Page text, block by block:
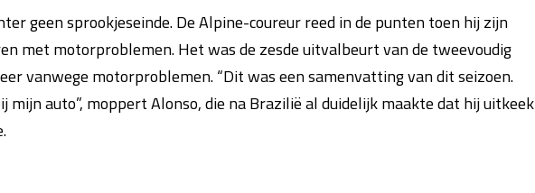
geen sprookjeseinde. De Alpine-coureur reed in de punten toen hij zijn
met motorproblemen. Het was de zesde uitvalbeurt van de tweevoudig
vanwege motorproblemen. “Dit was een samenvatting van dit seizoen.
mijn auto”, moppert Alonso, die na Brazilië al duidelijk maakte dat hij uitkeek